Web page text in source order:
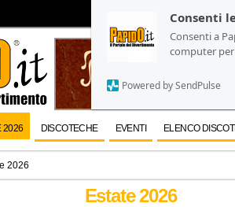
Consenti
Consenti a
computer
Powered by SendPulse
Consenti
Consenti a
computer
Powered by SendPulse
2026 DISCOTECHE EVENTI ELENCO
2026
Estate 2026